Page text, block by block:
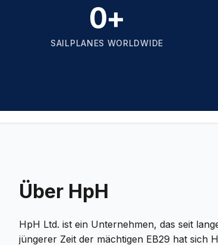
0+
SAILPLANES WORLDWIDE
Über HpH
HpH Ltd. ist ein Unternehmen, das seit
jüngerer Zeit der mächtigen EB29 hat sich